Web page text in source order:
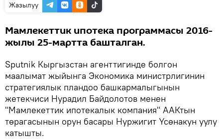
Жазылуу
Мамлекеттик ипотека программасы 2016-
жылы 25-мартта башталган.
Sputnik Кыргызстан агенттигинде болгон
маалымат жыйынга Экономика министрлигинин
стратегиялык пландоо башкармалыгынын
жетекчиси Нурадил Байдолотов менен
"Мамлекеттик ипотекалык компания" ААКтын
төрагасынын орун басары Нуржигит Үсөнакун уулу
катышты.